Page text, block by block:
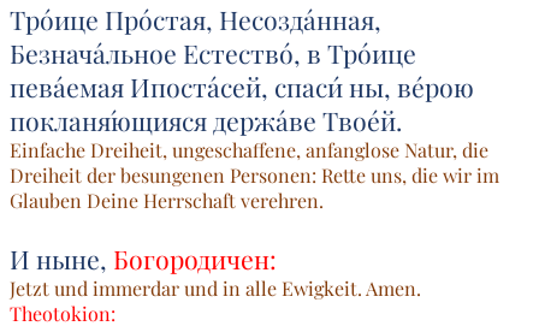
Тро́ице Про́стая, Несозда́нная,
Безнача́льное Естество́, в Тро́ице
пева́емая Ипоста́сей, спаси́ ны, ве́рою
покланя́ющияся держа́ве Твое́й.
Einfache Dreiheit, ungeschaffene, anfanglose Natur, die
Dreiheit der besungenen Personen: Rette uns, die wir im
Glauben Deine Herrschaft verehren.
И ныне, Богородичен:
Jetzt und immerdar und in alle Ewigkeit. Amen.
Theotokion: